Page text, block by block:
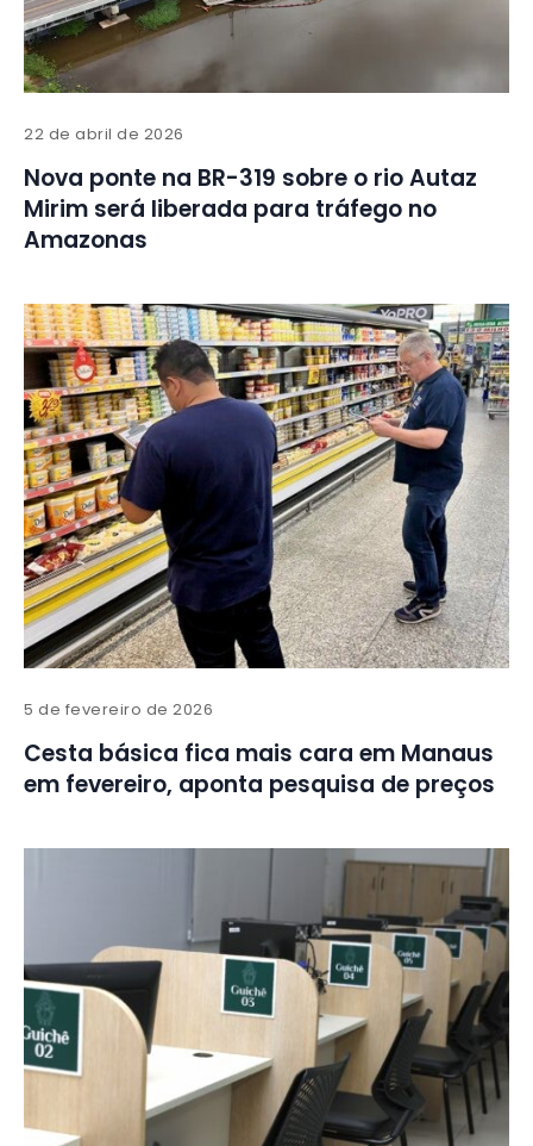
22 de abril de 2026
Nova ponte na BR-319 sobre o rio Autaz
Mirim será liberada para tráfego no
Amazonas
5 de fevereiro de 2026
Cesta básica fica mais cara em Manaus
em fevereiro, aponta pesquisa de preços